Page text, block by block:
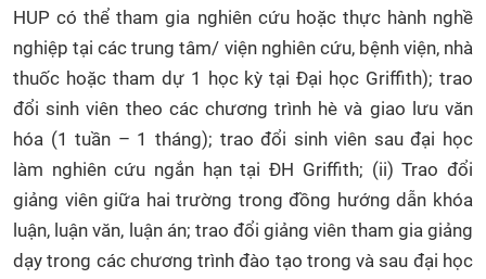
HUP có thể tham gia nghiên cứu hoặc thực hành nghề
nghiệp tại các trung tâm/ viện nghiên cứu, bệnh viện, nhà
thuốc hoặc tham dự 1 học kỳ tại Đại học Griffith); trao
đổi sinh viên theo các chương trình hè và giao lưu văn
hóa (1 tuần – 1 tháng); trao đổi sinh viên sau đại học
làm nghiên cứu ngắn hạn tại ĐH Griffith; (ii) Trao đổi
giảng viên giữa hai trường trong đồng hướng dẫn khóa
luận, luận văn, luận án; trao đổi giảng viên tham gia giảng
dạy trong các chương trình đào tạo trong và sau đại học